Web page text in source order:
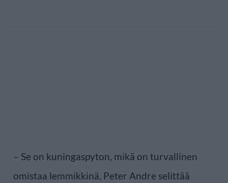
– Se on kuningaspyton, mikä on turvallinen
omistaa lemmikkinä, Peter Andre selittää